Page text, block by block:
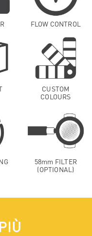
FLOW CONTROL
CUSTOM
COLOURS
58mm FILTER
(OPTIONAL)